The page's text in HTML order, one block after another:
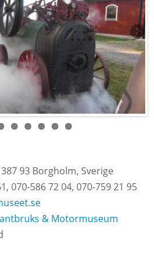
93 Borgholm, Sverige
070-586 72 04, 070-759 21 95
& Motormuseum